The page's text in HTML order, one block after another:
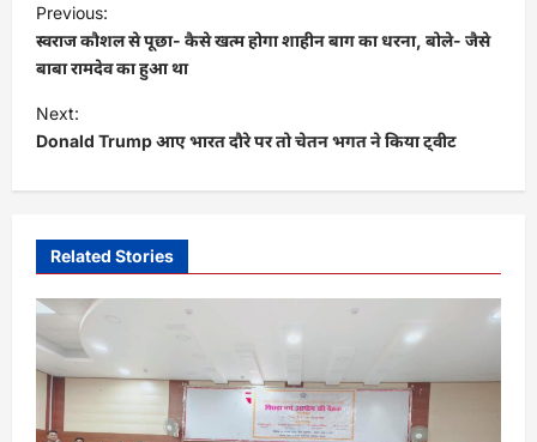
o
s
t
n
a
g
a
t
Previous:
स्वराज कौशल से पूछा- कैसे खत्म होगा शाहीन बाग का धरना, बोले- जैसे
बाबा रामदेव का हुआ था
Next:
Donald Trump आए भारत दौरे पर तो चेतन भगत ने किया ट्वीट
Related Stories